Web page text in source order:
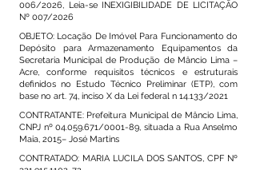
006/2026, Leia-se INEXIGIBILIDADE DE LICITAÇÃO
Nº 007/2026
OBJETO: Locação De Imóvel Para Funcionamento do
Depósito para Armazenamento Equipamentos da
Secretaria Municipal de Produção de Mâncio Lima –
Acre, conforme requisitos técnicos e estruturais
definidos no Estudo Técnico Preliminar (ETP), com
base no art. 74, inciso X da Lei federal n 14.133/2021
CONTRATANTE: Prefeitura Municipal de Mâncio Lima,
CNPJ nº 04.059.671/0001-89, situada a Rua Anselmo
Maia, 2015– José Martins
CONTRATADO: MARIA LUCILA DOS SANTOS, CPF Nº